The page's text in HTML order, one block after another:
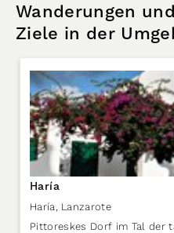
Wanderungen
Ziele in der
Haría
Haría, Lanzarote
Pittoreskes Dorf im Tal der